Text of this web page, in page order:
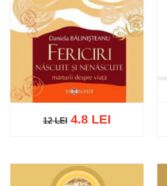
12 LEI
Adaugă în coș Wishlist
12 LEI4.8 LEI